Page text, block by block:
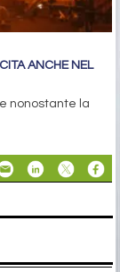
ANCHE NEL
nonostante la